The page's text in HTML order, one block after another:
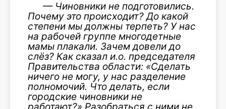
— Чиновники не подготовились.
Почему это происходит? До какой
степени мы должны терпеть? У нас
на рабочей группе многодетные
мамы плакали. Зачем довели до
слёз? Как сказал и.о. председателя
Правительства области: «Сделать
ничего не могу, у нас разделение
полномочий. Что делать, если
городские чиновники не